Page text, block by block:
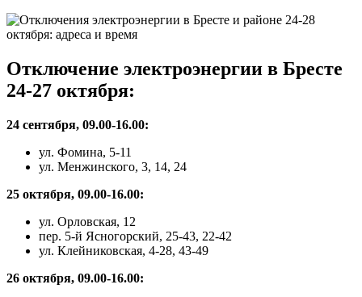
Отключение электроэнергии в Бресте
24-27 октября:
24 сентября, 09.00-16.00:
ул. Фомина, 5-11
ул. Менжинского, 3, 14, 24
25 октября, 09.00-16.00:
ул. Орловская, 12
пер. 5-й Ясногорский, 25-43, 22-42
ул. Клейниковская, 4-28, 43-49
26 октября, 09.00-16.00: